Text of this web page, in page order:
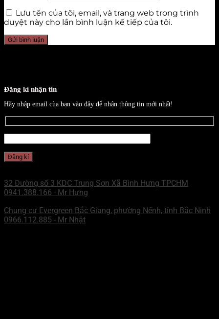
Lưu tên của tôi, email, và trang web trong trình
duyệt này cho lần bình luận kế tiếp của tôi.
Đăng kí nhận tin
Hãy nhập email cùa bạn vào đây để nhận thông tin mới nhất!
32 Đường số 3 KDC Trung Sơn Xã Bình Hưng TPCHM
0941.388.166 - Mr Hưng
Chung cư Evergreen Bắc Giang, phường Nếnh, tỉnh Bắc Ninh
0966.112.885 - Mr Nhật